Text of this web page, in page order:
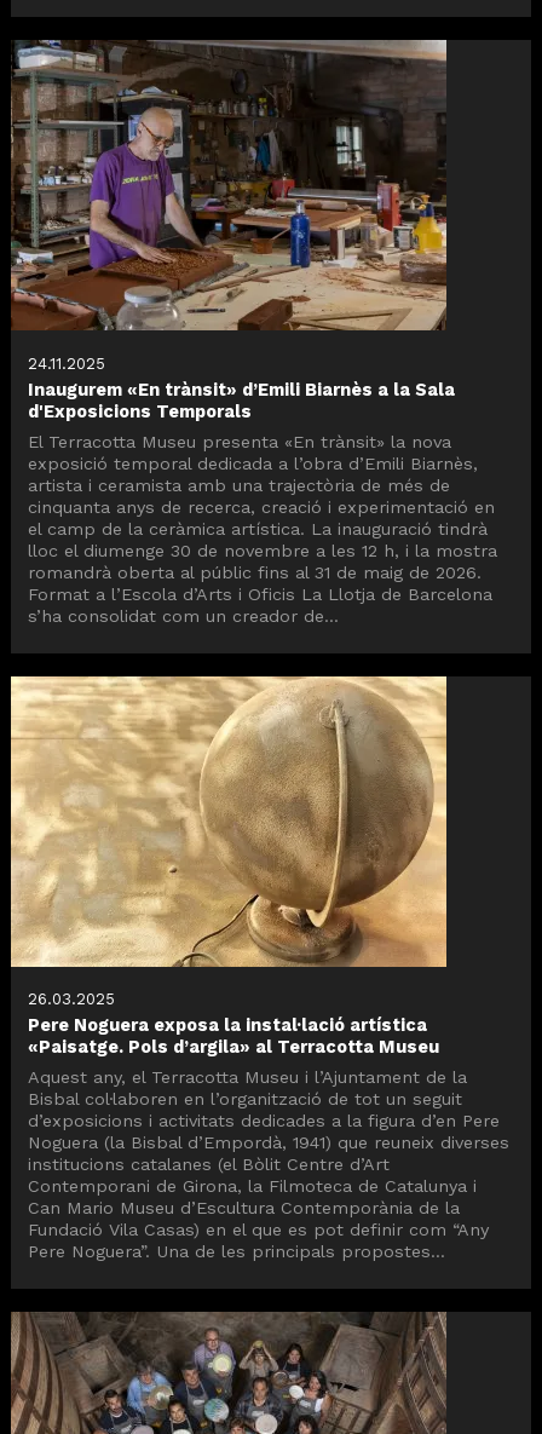
24.11.2025
Inaugurem «En trànsit» d’Emili Biarnès a la Sala
d'Exposicions Temporals
El Terracotta Museu presenta «En trànsit» la nova
exposició temporal dedicada a l’obra d’Emili Biarnès,
artista i ceramista amb una trajectòria de més de
cinquanta anys de recerca, creació i experimentació en
el camp de la ceràmica artística. La inauguració tindrà
lloc el diumenge 30 de novembre a les 12 h, i la mostra
romandrà oberta al públic fins al 31 de maig de 2026.
Format a l’Escola d’Arts i Oficis La Llotja de Barcelona
s’ha consolidat com un creador de...
26.03.2025
Pere Noguera exposa la instal·lació artística
«Paisatge. Pols d’argila» al Terracotta Museu
Aquest any, el Terracotta Museu i l’Ajuntament de la
Bisbal col·laboren en l’organització de tot un seguit
d’exposicions i activitats dedicades a la figura d’en Pere
Noguera (la Bisbal d’Empordà, 1941) que reuneix diverses
institucions catalanes (el Bòlit Centre d’Art
Contemporani de Girona, la Filmoteca de Catalunya i
Can Mario Museu d’Escultura Contemporània de la
Fundació Vila Casas) en el que es pot definir com “Any
Pere Noguera”. Una de les principals propostes...